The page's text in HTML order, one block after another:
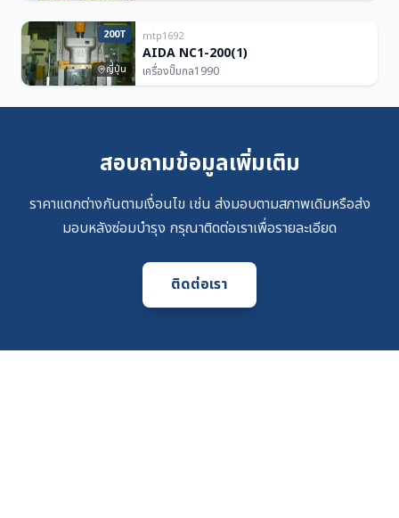
200T
ญี่ปุ่น
mtp1692
AIDA NC1-200(1)
เครื่องปั๊มกล1990
สอบถามข้อมูลเพิ่มเติม
ราคาแตกต่างกันตามเงื่อนไข เช่น ส่งมอบตามสภาพเดิมหรือส่ง
มอบหลังซ่อมบำรุง กรุณาติดต่อเราเพื่อรายละเอียด
ติดต่อเรา